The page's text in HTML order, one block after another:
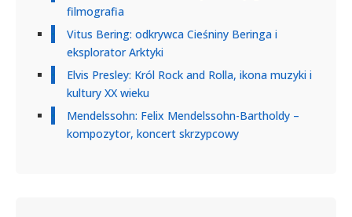
filmografia
Vitus Bering: odkrywca Cieśniny Beringa i
eksplorator Arktyki
Elvis Presley: Król Rock and Rolla, ikona muzyki i
kultury XX wieku
Mendelssohn: Felix Mendelssohn-Bartholdy –
kompozytor, koncert skrzypcowy